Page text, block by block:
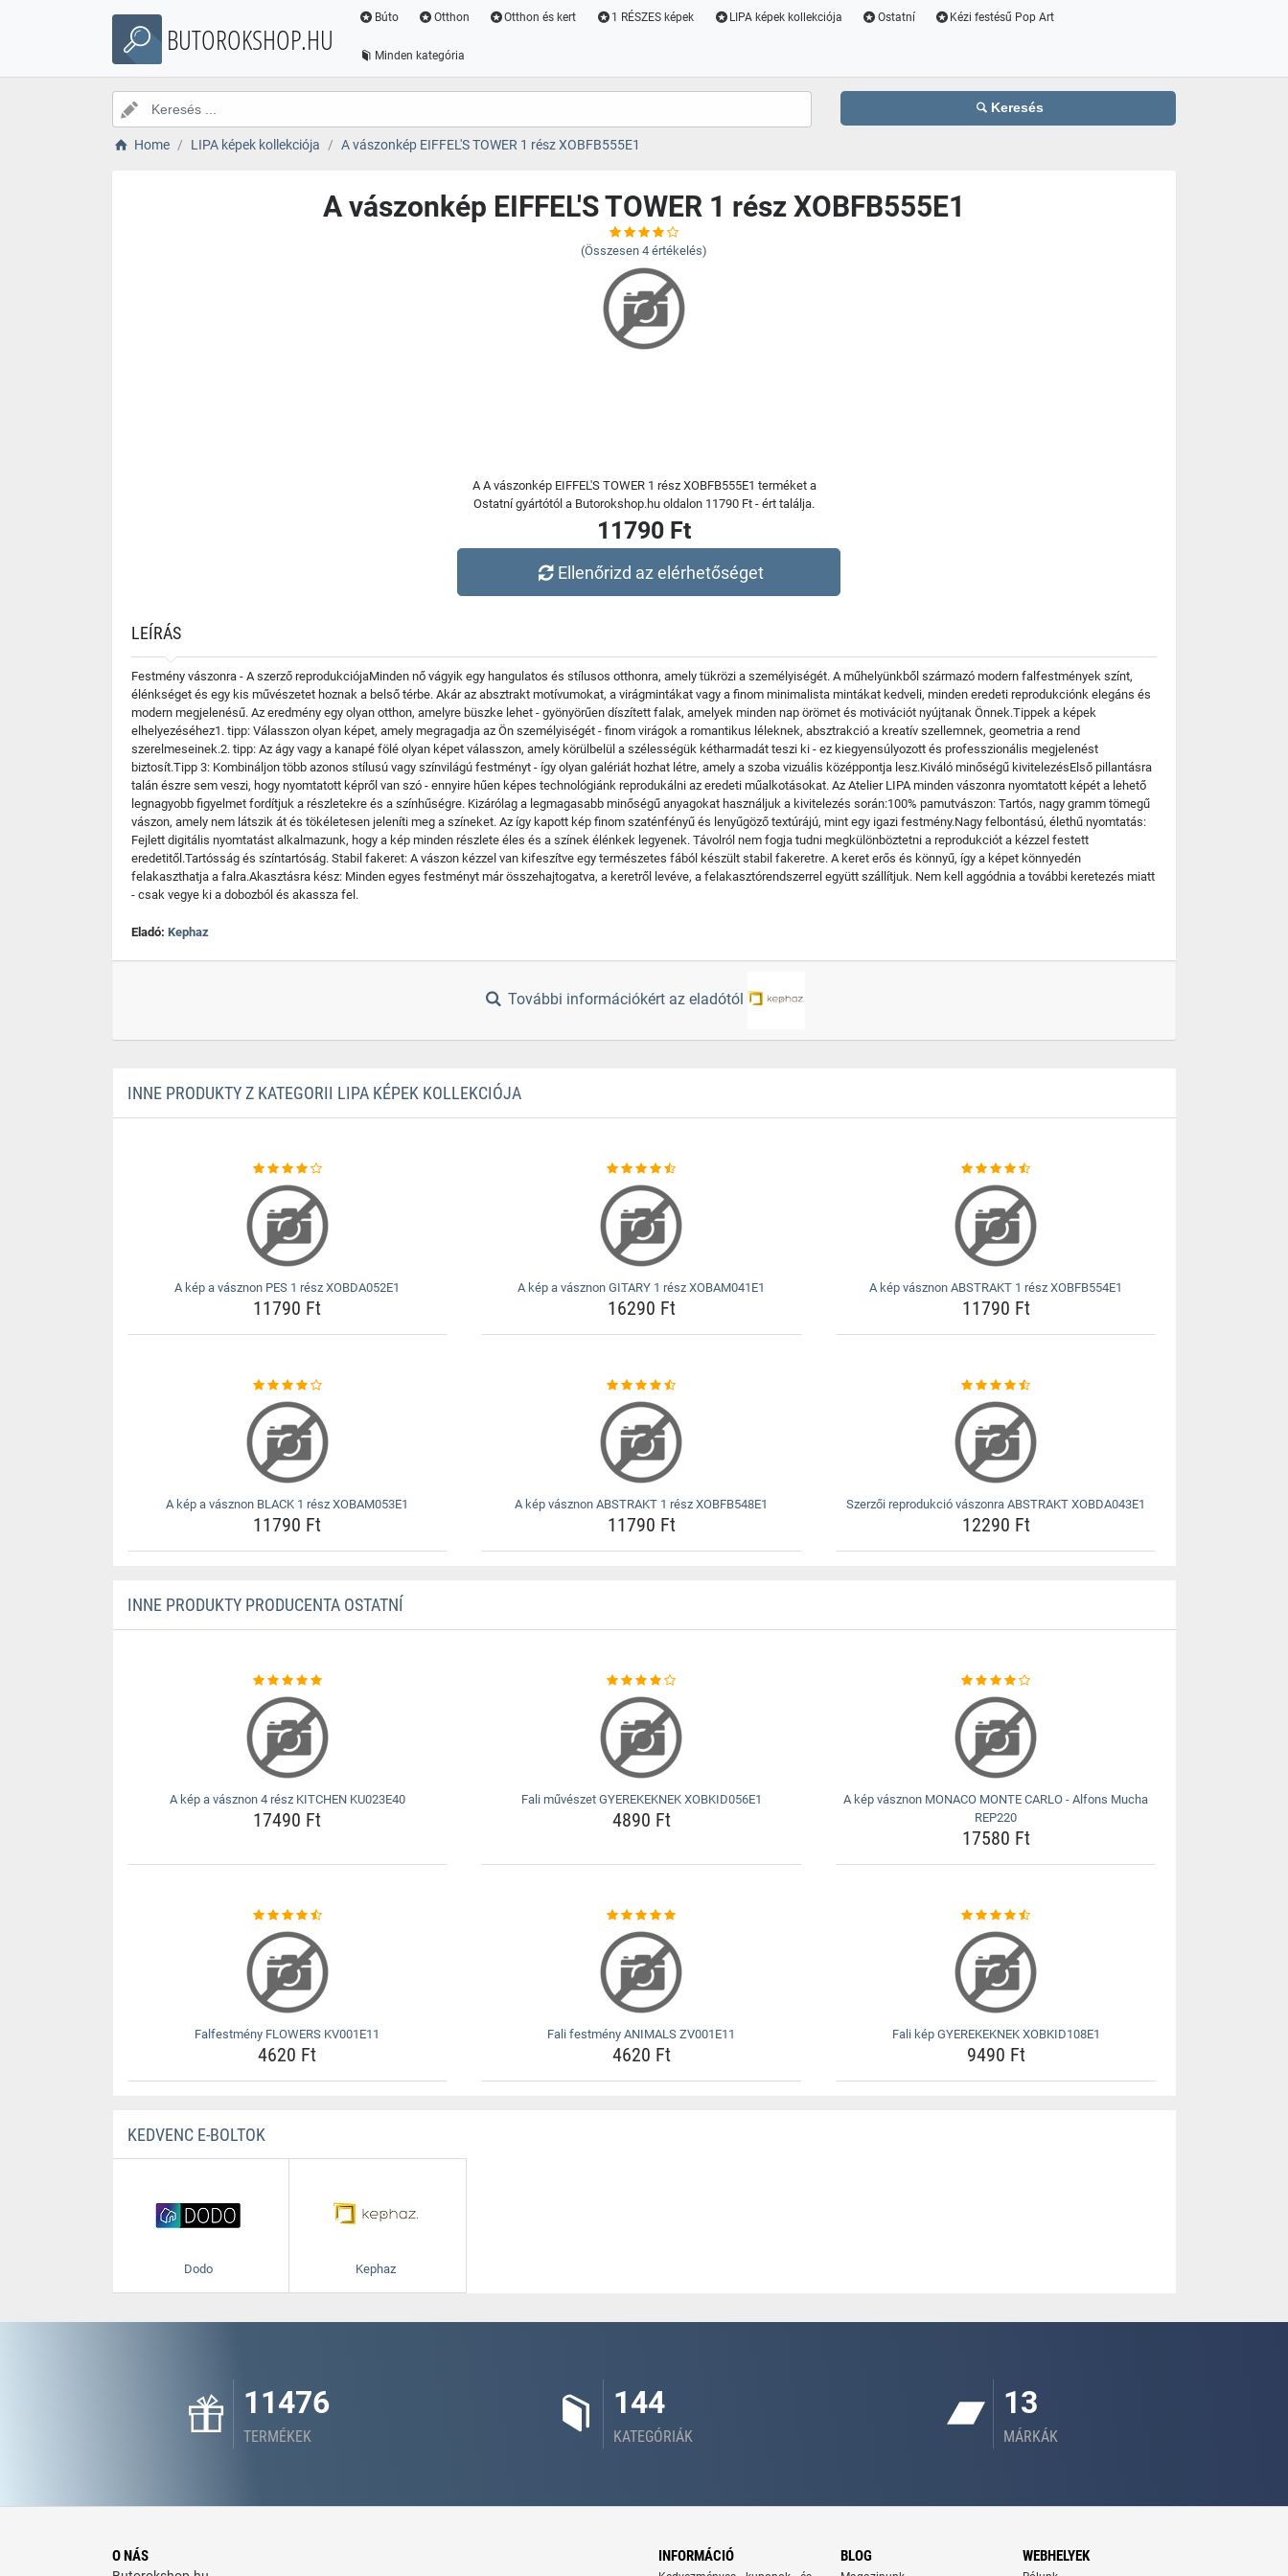
BUTOROKSHOP.HU
Búto Otthon Otthon és kert 1 RÉSZES képek LIPA képek kollekciója Ostatní Kézi festésű Pop Art
Minden kategória
Keresés
Home LIPA képek kollekciója A vászonkép EIFFEL'S TOWER 1 rész XOBFB555E1
A vászonkép EIFFEL'S TOWER 1 rész XOBFB555E1
(Összesen 4 értékelés)
A A vászonkép EIFFEL'S TOWER 1 rész XOBFB555E1 terméket a
Ostatní gyártótól a Butorokshop.hu oldalon 11790 Ft - ért találja.
11790 Ft
Ellenőrizd az elérhetőséget
LEÍRÁS
Festmény vászonra - A szerző reprodukciójaMinden nő vágyik egy hangulatos és stílusos otthonra, amely tükrözi a személyiségét. A műhelyünkből származó modern falfestmények színt,
élénkséget és egy kis művészetet hoznak a belső térbe. Akár az absztrakt motívumokat, a virágmintákat vagy a finom minimalista mintákat kedveli, minden eredeti reprodukciónk elegáns és
modern megjelenésű. Az eredmény egy olyan otthon, amelyre büszke lehet - gyönyörűen díszített falak, amelyek minden nap örömet és motivációt nyújtanak Önnek.Tippek a képek
elhelyezéséhez1. tipp: Válasszon olyan képet, amely megragadja az Ön személyiségét - finom virágok a romantikus léleknek, absztrakció a kreatív szellemnek, geometria a rend
szerelmeseinek.2. tipp: Az ágy vagy a kanapé fölé olyan képet válasszon, amely körülbelül a szélességük kétharmadát teszi ki - ez kiegyensúlyozott és professzionális megjelenést
biztosít.Tipp 3: Kombináljon több azonos stílusú vagy színvilágú festményt - így olyan galériát hozhat létre, amely a szoba vizuális középpontja lesz.Kiváló minőségű kivitelezésElső pillantásra
talán észre sem veszi, hogy nyomtatott képről van szó - ennyire hűen képes technológiánk reprodukálni az eredeti műalkotásokat. Az Atelier LIPA minden vászonra nyomtatott képét a lehető
legnagyobb figyelmet fordítjuk a részletekre és a színhűségre. Kizárólag a legmagasabb minőségű anyagokat használjuk a kivitelezés során:100% pamutvászon: Tartós, nagy gramm tömegű
vászon, amely nem látszik át és tökéletesen jeleníti meg a színeket. Az így kapott kép finom szaténfényű és lenyűgöző textúrájú, mint egy igazi festmény.Nagy felbontású, élethű nyomtatás:
Fejlett digitális nyomtatást alkalmazunk, hogy a kép minden részlete éles és a színek élénkek legyenek. Távolról nem fogja tudni megkülönböztetni a reprodukciót a kézzel festett
eredetitől.Tartósság és színtartóság. Stabil fakeret: A vászon kézzel van kifeszítve egy természetes fából készült stabil fakeretre. A keret erős és könnyű, így a képet könnyedén
felakaszthatja a falra.Akasztásra kész: Minden egyes festményt már összehajtogatva, a keretről levéve, a felakasztórendszerrel együtt szállítjuk. Nem kell aggódnia a további keretezés miatt
- csak vegye ki a dobozból és akassza fel.
Eladó: Kephaz
További információkért az eladótól
INNE PRODUKTY Z KATEGORII LIPA KÉPEK KOLLEKCIÓJA
A kép a vásznon PES 1 rész XOBDA052E1
11790 Ft
A kép a vásznon GITARY 1 rész XOBAM041E1
16290 Ft
A kép vásznon ABSTRAKT 1 rész XOBFB554E1
11790 Ft
A kép a vásznon BLACK 1 rész XOBAM053E1
11790 Ft
A kép vásznon ABSTRAKT 1 rész XOBFB548E1
11790 Ft
Szerzői reprodukció vászonra ABSTRAKT XOBDA043E1
12290 Ft
INNE PRODUKTY PRODUCENTA OSTATNÍ
A kép a vásznon 4 rész KITCHEN KU023E40
17490 Ft
Fali művészet GYEREKEKNEK XOBKID056E1
4890 Ft
A kép vásznon MONACO MONTE CARLO - Alfons Mucha
REP220
17580 Ft
Falfestmény FLOWERS KV001E11
4620 Ft
Fali festmény ANIMALS ZV001E11
4620 Ft
Fali kép GYEREKEKNEK XOBKID108E1
9490 Ft
KEDVENC E-BOLTOK
Dodo Kephaz
11476
TERMÉKEK
144
KATEGÓRIÁK
13
MÁRKÁK
O NÁS INFORMÁCIÓ BLOG WEBHELYEK